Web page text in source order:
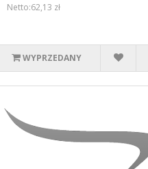
Netto:62,13 zł
WYPRZEDANY